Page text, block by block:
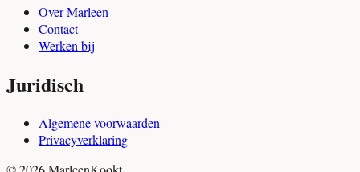
Over Marleen
Contact
Werken bij
Juridisch
Algemene voorwaarden
Privacyverklaring